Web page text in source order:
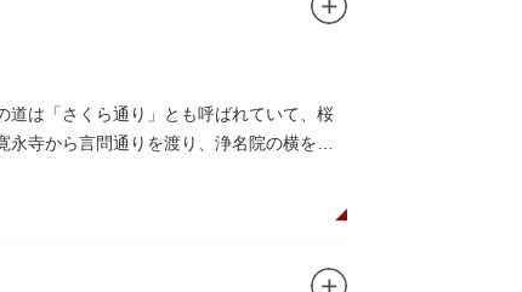
道は「さくら通り」とも呼ばれていて、桜
寺から言問通りを渡り、浄名院の横を通